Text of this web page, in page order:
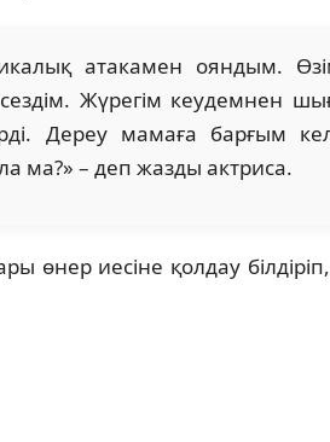
атакамен ояндым.
Жүрегім кеудемнен
Дереу мамаға барғым
ма?» – деп жазды актриса.
өнер иесіне қолдау білдіріп,